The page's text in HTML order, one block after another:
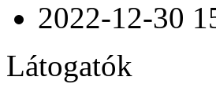
2022-12-30
Látogatók